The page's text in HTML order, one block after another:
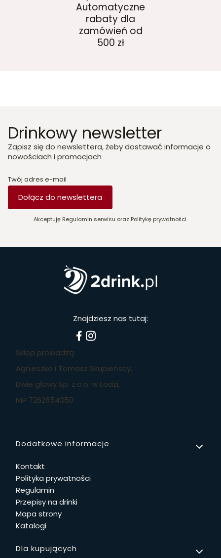
Automatyczne
rabaty dla
zamówień od
500 zł
Drinkowy newsletter
Zapisz się do newslettera, żeby dostawać informacje o
nowościach i promocjach
Twój adres e-mail
Dołącz do newslettera
Akceptuję Regulamin serwisu oraz Politykę prywatności.
Znajdziesz nas tutaj:
Sklep prowadzą
Agnieszka i Tomasz Skupieńscy,
Dwie głowy Sp. z.o.o. w Łodzi,
NIP 7262654350
Linki w stopce
Dodatkowe informacje
Kontakt
Polityka prywatności
Regulamin
Przepisy na drinki
Mapa strony
Katalogi
Dla kupujących